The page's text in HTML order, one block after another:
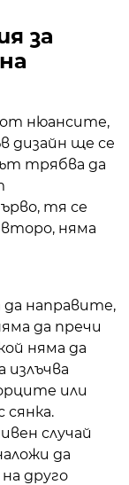
за
от нюансите,
дизайн ще се
трябва да
тя се
второ, няма
направите,
да пречи
няма да
излъчва
или
случай
да
друго